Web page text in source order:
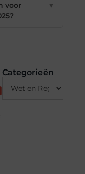
voor
▼
Categorieën